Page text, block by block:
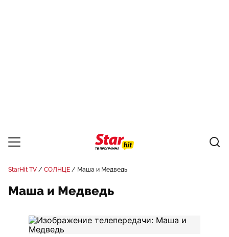
StarHit TV СОЛНЦЕ Маша и Медведь
Маша и Медведь